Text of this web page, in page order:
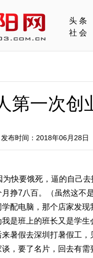
头条
社会
第一次创
时间：2018年06月28日
为快要饿死，逼的自己
挣7八百。（虽然这不
配电脑，那个店家发
是班上的班长又是学
暑假去深圳打暑假工
，要了名片，回去有